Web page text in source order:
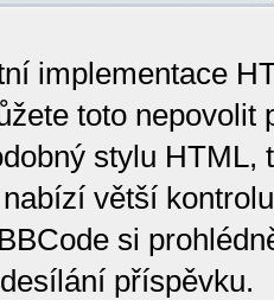
implementace
toto
stylu HTML,
větší
si
příspěvku.